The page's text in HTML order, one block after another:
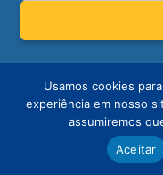
Redes Sociais
© 2026 -
Usamos cookies
experiência em nosso
assumiremos
Aceitar